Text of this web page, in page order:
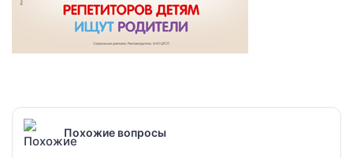
Похожие вопросы